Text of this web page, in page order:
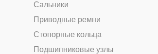
Сальники
Приводные ремни
Стопорные кольца
Подшипниковые узлы